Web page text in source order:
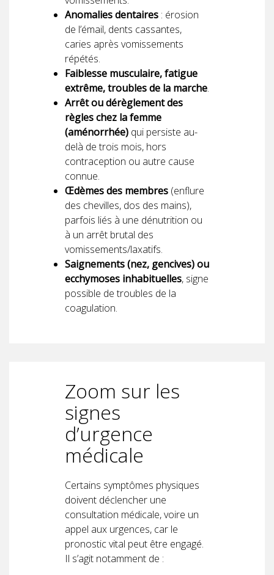
Anomalies dentaires : érosion
de l’émail, dents cassantes,
caries après vomissements
répétés.
Faiblesse musculaire, fatigue
extrême, troubles de la marche.
Arrêt ou dérèglement des
règles chez la femme
(aménorrhée) qui persiste au-
delà de trois mois, hors
contraception ou autre cause
connue.
Œdèmes des membres (enflure
des chevilles, dos des mains),
parfois liés à une dénutrition ou
à un arrêt brutal des
vomissements/laxatifs.
Saignements (nez, gencives) ou
ecchymoses inhabituelles, signe
possible de troubles de la
coagulation.
Zoom sur les
signes
d’urgence
médicale
Certains symptômes physiques
doivent déclencher une
consultation médicale, voire un
appel aux urgences, car le
pronostic vital peut être engagé.
Il s’agit notamment de :